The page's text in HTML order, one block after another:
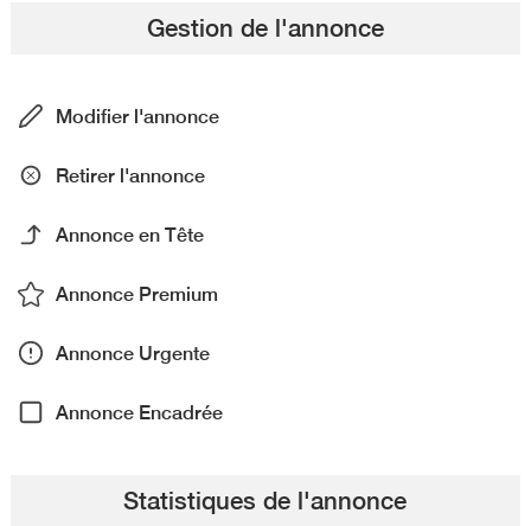
Gestion de l'annonce
Modifier l'annonce
Retirer l'annonce
Annonce en Tête
Annonce Premium
Annonce Urgente
Annonce Encadrée
Statistiques de l'annonce